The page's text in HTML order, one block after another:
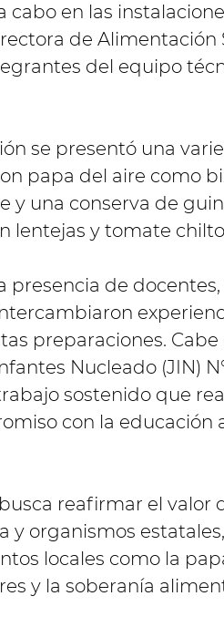
cabo en las
de Alimentación
del equipo
se presentó una
papa del aire como
y una conserva de
lentejas y tomate
presencia de
preparaciones.
Nucleado (JIN)
sostenido que
con la educación
reafirmar el valor
y organismos
locales como la
y la soberanía